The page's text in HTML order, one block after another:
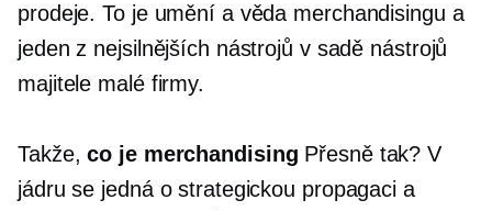
prodeje. To je umění a věda merchandisingu a
jeden z nejsilnějších nástrojů v sadě nástrojů
majitele malé firmy.
Takže,co je merchandising Přesně tak? V
jádru se jedná o strategickou propagaci a